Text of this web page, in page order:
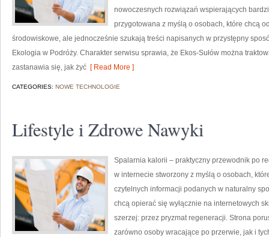
nowoczesnych rozwiązań wspierających
przygotowana z myślą o osobach, które chcą
środowiskowe, ale jednocześnie szukają treści napisanych w przystępny
Ekologia w Podróży. Charakter serwisu sprawia, że Ekos-Sułów można
zastanawia się, jak żyć [ Read More ]
CATEGORIES: NOWE TECHNOLOGIE
Lifestyle i Zdrowe Nawyki
Spalarnia kalorii – praktyczny przewodnik po
w internecie stworzony z myślą o osobach,
czytelnych informacji podanych w naturalny
chcą opierać się wyłącznie na internetowych
szerzej: przez pryzmat regeneracji. Strona
zarówno osoby wracające po przerwie, jak i